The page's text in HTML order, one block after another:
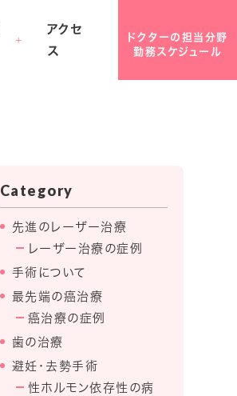
アクセ
ス
ドクターの担当分野
勤務スケジュール
Category
先進のレーザー治療
レーザー治療の症例
手術について
最先端の癌治療
癌治療の症例
歯の治療
避妊・去勢手術
性ホルモン依存性の病